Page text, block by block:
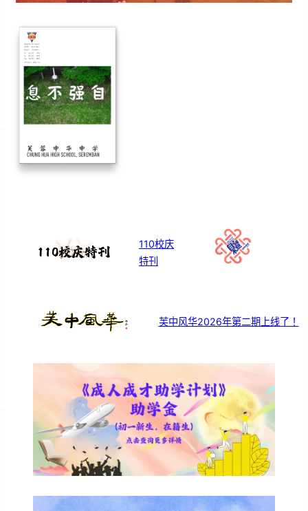
110校庆
特刊
芙中风华2026年第二期上线了！